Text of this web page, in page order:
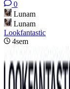
0
Lunam
Lunam
Lookfantastic
4sem